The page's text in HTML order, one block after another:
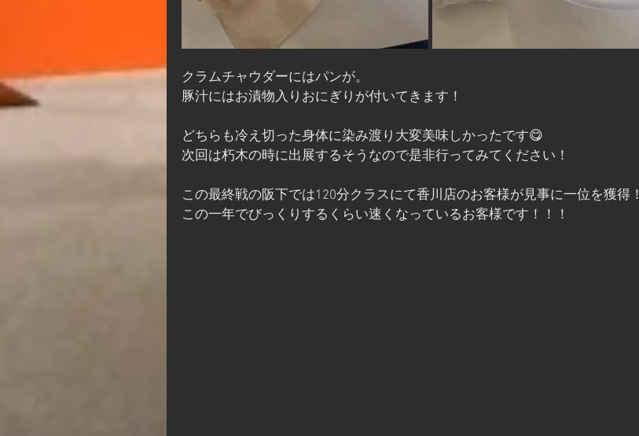
クラムチャウダーにはパンが。
豚汁にはお漬物入りおにぎりが付いてきます！
どちらも冷え切った身体に染み渡り大変美味しかったです😋
次回は朽木の時に出展するそうなので是非行ってみてください！
この最終戦の阪下では120分クラスにて香川店のお客様が見事に一位を獲得！
この一年でびっくりするくらい速くなっているお客様です！！！